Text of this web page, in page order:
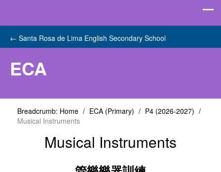
← Santa Rosa de Lima English Secondary School
ECA
Breadcrumb: Home / ECA (Primary) / P4 (2026-2027) /
Musical Instruments
Musical Instruments